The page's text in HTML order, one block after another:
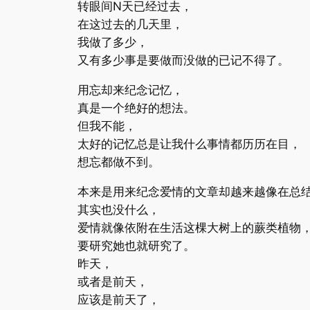
转眼间N天已经过去，
在这过去的几天里，
我做了多少，
又有多少事是要做而没做的已记不得了。
用忘却来纪念记忆，
真是一个绝好的想法。
但我不能，
太好的记忆总是让我什么事情都历历在目，
想忘都做不到。
本来是用来纪念爱情的文章却越来越像在总
其实也没什么，
爱情就像依附在生活这棵大树上的蕨类植物，
要研究她也就研究了。
昨天，
或者是前天，
应该是前天了，